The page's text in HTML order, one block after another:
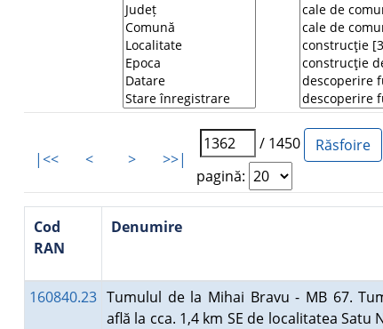
|<< < > >>|
/ 1450
pagină:
Cod
RAN
Denumire
160840.23 Tumulul de la Mihai Bravu - MB 67.
află la cca. 1,4 km SE de localitatea Satu